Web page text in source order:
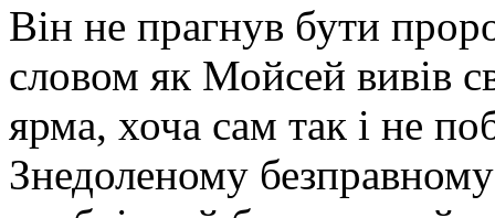
Він не прагнув бути
словом як Мойсей вивів
ярма, хоча сам так і не
Знедоленому